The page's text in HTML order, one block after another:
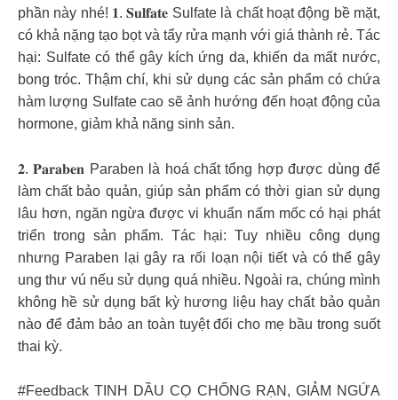
phần này nhé! 𝟏. 𝐒𝐮𝐥𝐟𝐚𝐭𝐞 Sulfate là chất hoạt động bề mặt,
có khả nặng tạo bọt và tẩy rửa mạnh với giá thành rẻ. Tác
hại: Sulfate có thể gây kích ứng da, khiến da mất nước,
bong tróc. Thậm chí, khi sử dụng các sản phẩm có chứa
hàm lượng Sulfate cao sẽ ảnh hướng đến hoạt động của
hormone, giảm khả năng sinh sản.
𝟐. 𝐏𝐚𝐫𝐚𝐛𝐞𝐧 Paraben là hoá chất tổng hợp được dùng để
làm chất bảo quản, giúp sản phẩm có thời gian sử dụng
lâu hơn, ngăn ngừa được vi khuẩn nấm mốc có hại phát
triển trong sản phẩm. Tác hại: Tuy nhiều công dụng
nhưng Paraben lại gây ra rối loạn nội tiết và có thể gây
ung thư vú nếu sử dụng quá nhiều. Ngoài ra, chúng mình
không hề sử dụng bất kỳ hương liệu hay chất bảo quản
nào để đảm bảo an toàn tuyệt đối cho mẹ bầu trong suốt
thai kỳ.
#Feedback TINH DẦU CỌ CHỐNG RẠN, GIẢM NGỨA